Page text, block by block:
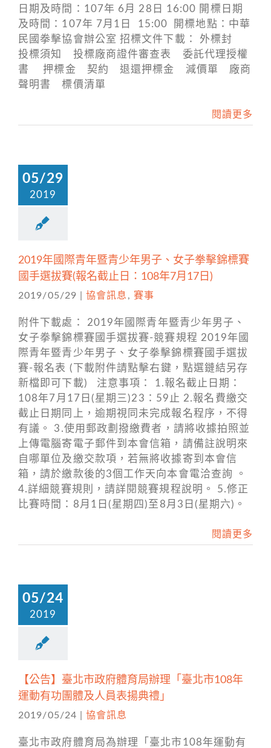
日期及時間：107年 6月 28日 16:00 開標日期
及時間：107年 7月1日 15:00 開標地點：中華
民國拳擊協會辦公室 招標文件下載： 外標封
投標須知 投標廠商證件審查表 委託代理授權
書 押標金 契約 退還押標金 減價單 廠商
聲明書 標價清單
閱讀更多
05/29
2019
2019年國際青年暨青少年男子、女子拳擊錦標賽
國手選拔賽(報名截止日：108年7月17日)
2019/05/29 協會訊息 , 賽事
附件下載處： 2019年國際青年暨青少年男子、
女子拳擊錦標賽國手選拔賽-競賽規程 2019年國
際青年暨青少年男子、女子拳擊錦標賽國手選拔
賽-報名表 (下載附件請點擊右鍵，點選鏈結另存
新檔即可下載) 注意事項： 1.報名截止日期：
108年7月17日(星期三)23：59止 2.報名費繳交
截止日期同上，逾期視同未完成報名程序，不得
有議。 3.使用郵政劃撥繳費者，請將收據拍照並
上傳電腦寄電子郵件到本會信箱，請備註說明來
自哪單位及繳交款項，若無將收據寄到本會信
箱，請於繳款後的3個工作天向本會電洽查詢 。
4.詳細競賽規則，請詳閱競賽規程說明。 5.修正
比賽時間：8月1日(星期四)至8月3日(星期六)。
閱讀更多
05/24
2019
【公告】臺北市政府體育局辦理「臺北市108年
運動有功團體及人員表揚典禮」
2019/05/24 協會訊息
臺北市政府體育局為辦理「臺北市108年運動有